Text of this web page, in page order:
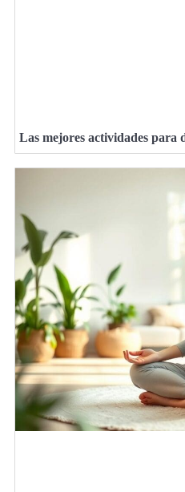
Las mejores actividades para